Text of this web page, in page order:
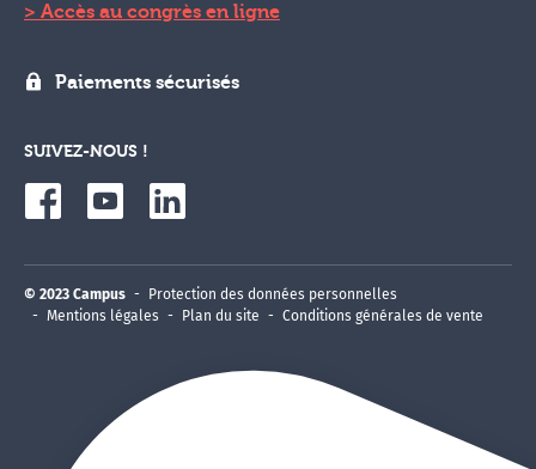
Accès au congrès en ligne
Paiements sécurisés
SUIVEZ-NOUS !
© 2023 Campus
Protection des données personnelles
Mentions légales
Plan du site Conditions générales de vente